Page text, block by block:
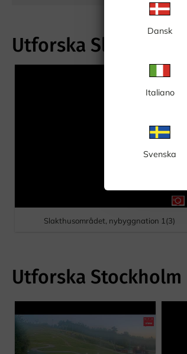
Dansk
Italiano
Svenska
Utforska
Slakthusområdet, nybyggnation 1(3)
Utforska Stockholm